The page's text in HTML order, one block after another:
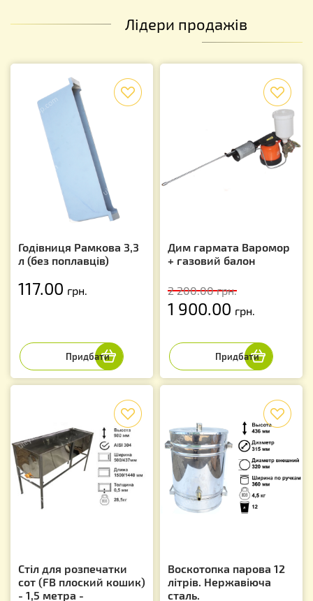
Лідери продажів
Годівниця Рамкова 3,3
л (без поплавців)
117.00 грн.
Дим гармата Варомор
+ газовий балон
2 200.00грн.
1 900.00 грн.
Стіл для розпечатки
сот (FB плоский кошик)
- 1,5 метра -
Воскотопка парова 12
літрів. Нержавіюча
сталь.